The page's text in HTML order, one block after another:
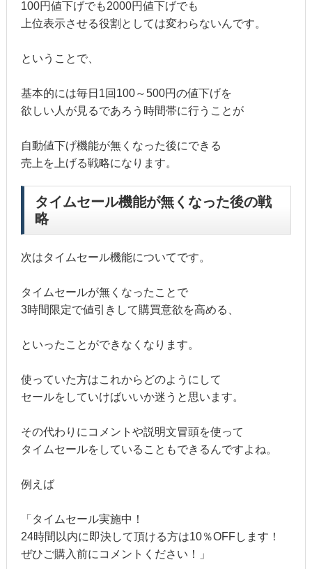
100円値下げでも2000円値下げでも
上位表示させる役割としては変わらないんです。
ということで、
基本的には毎日1回100～500円の値下げを
欲しい人が見るであろう時間帯に行うことが
自動値下げ機能が無くなった後にできる
売上を上げる戦略になります。
タイムセール機能が無くなった後の戦
略
次はタイムセール機能についてです。
タイムセールが無くなったことで
3時間限定で値引きして購買意欲を高める、
といったことができなくなります。
使っていた方はこれからどのようにして
セールをしていけばいいか迷うと思います。
その代わりにコメントや説明文冒頭を使って
タイムセールをしていることもできるんですよね。
例えば
「タイムセール実施中！
24時間以内に即決して頂ける方は10％OFFします！
ぜひご購入前にコメントください！」